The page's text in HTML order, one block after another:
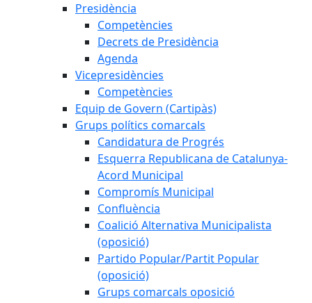
Presidència
Competències
Decrets de Presidència
Agenda
Vicepresidències
Competències
Equip de Govern (Cartipàs)
Grups polítics comarcals
Candidatura de Progrés
Esquerra Republicana de Catalunya-
Acord Municipal
Compromís Municipal
Confluència
Coalició Alternativa Municipalista
(oposició)
Partido Popular/Partit Popular
(oposició)
Grups comarcals oposició